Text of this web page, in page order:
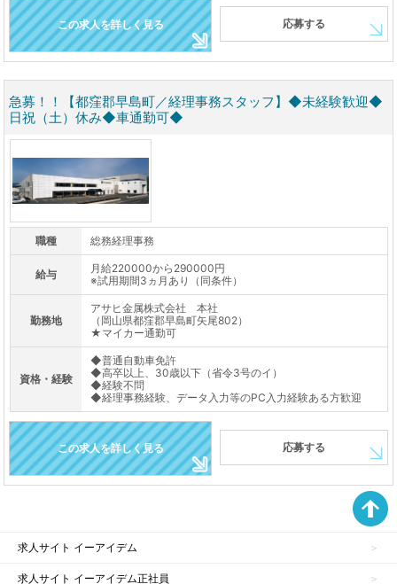
この求人を詳しく見る 応募する
急募！！【都窪郡早島町／経理事務スタッフ】◆未経験歓迎◆
日祝（土）休み◆車通勤可◆
職種 総務経理事務
給与
月給220000から290000円
※試用期間3ヵ月あり（同条件）
勤務地
アサヒ金属株式会社 本社
（岡山県都窪郡早島町矢尾802）
★マイカー通勤可
資格・経験
◆普通自動車免許
◆高卒以上、30歳以下（省令3号のイ）
◆経験不問
◆経理事務経験、データ入力等のPC入力経験ある方歓迎
この求人を詳しく見る 応募する
求人サイト イーアイデム
求人サイト イーアイデム正社員